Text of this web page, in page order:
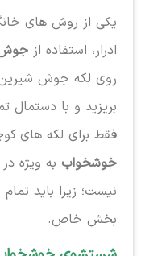
یکی از روش های
ادرار، استفاده از جوش
روی لکه جوش
بریزید و با دستمال
فقط برای لکه های
خوشخواببه ویژه در
نیست؛ زیرا باید
بخش خاص.